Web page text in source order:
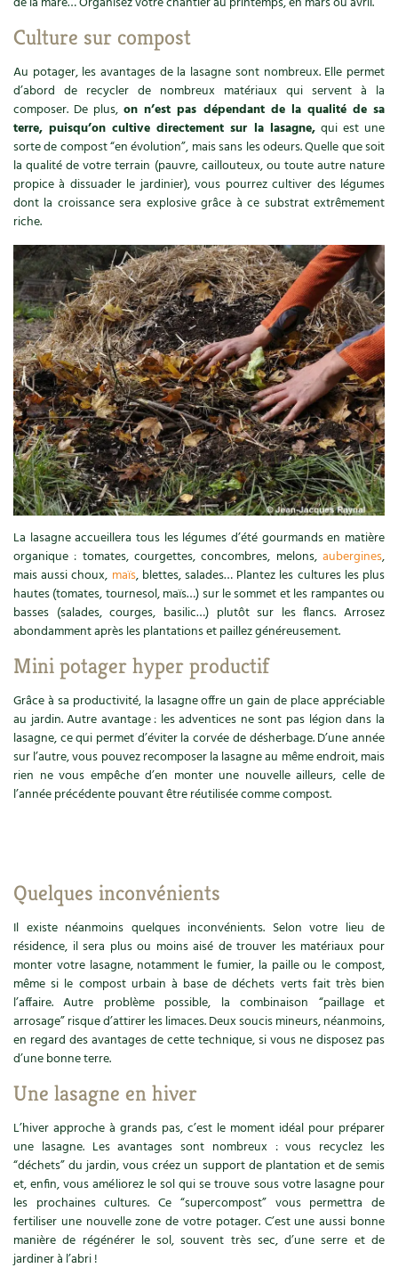
Compléments
Dossier4 saisons
Actualités
Vidéos et podcasts
Secrets d’abonné
Tous au jardin ! avec Pascal
La vie secrète du jardin
BD : La folle histoire des plantes
Culture sur compost
Au potager, les avantages de la lasagne sont nombreux. Elle permet
d’abord de recycler de nombreux matériaux qui servent à la
composer. De plus,on n’est pas dépendant de la qualité de sa
terre, puisqu’on cultive directement sur la lasagne,qui est une
sorte de compost “en évolution”, mais sans les odeurs. Quelle que soit
la qualité de votre terrain (pauvre, caillouteux, ou toute autre nature
propice à dissuader le jardinier), vous pourrez cultiver des légumes
dont la croissance sera explosive grâce à ce substrat extrêmement
riche.
La lasagne accueillera tous les légumes d’été gourmands en matière
organique : tomates, courgettes, concombres, melons, aubergines,
mais aussi choux, maïs, blettes, salades… Plantez les cultures les plus
hautes (tomates, tournesol, maïs…) sur le sommet et les rampantes ou
basses (salades, courges, basilic…) plutôt sur les flancs. Arrosez
abondamment après les plantations et paillez généreusement.
Mini potager hyper productif
Grâce à sa productivité, la lasagne offre un gain de place appréciable
au jardin. Autre avantage : les adventices ne sont pas légion dans la
lasagne, ce qui permet d’éviter la corvée de désherbage. D’une année
sur l’autre, vous pouvez recomposer la lasagne au même endroit, mais
rien ne vous empêche d’en monter une nouvelle ailleurs, celle de
l’année précédente pouvant être réutilisée comme compost.
Quelques inconvénients
Il existe néanmoins quelques inconvénients. Selon votre lieu de
résidence, il sera plus ou moins aisé de trouver les matériaux pour
monter votre lasagne, notamment le fumier, la paille ou le compost,
même si le compost urbain à base de déchets verts fait très bien
l’affaire. Autre problème possible, la combinaison “paillage et
arrosage” risque d’attirer les limaces. Deux soucis mineurs, néanmoins,
en regard des avantages de cette technique, si vous ne disposez pas
d’une bonne terre.
Une lasagne en hiver
L’hiver approche à grands pas, c’est le moment idéal pour préparer
une lasagne. Les avantages sont nombreux : vous recyclez les
“déchets” du jardin, vous créez un support de plantation et de semis
et, enfin, vous améliorez le sol qui se trouve sous votre lasagne pour
les prochaines cultures. Ce “supercompost” vous permettra de
fertiliser une nouvelle zone de votre potager. C’est une aussi bonne
manière de régénérer le sol, souvent très sec, d’une serre et de
jardiner à l’abri !